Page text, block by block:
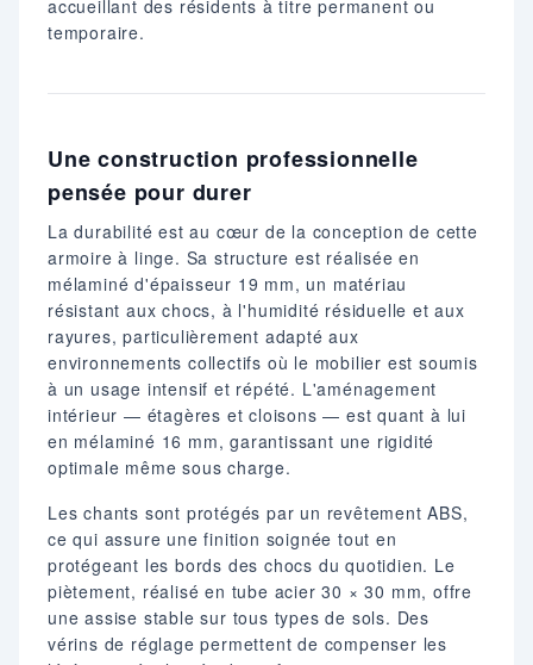
accueillant des résidents à titre permanent ou
temporaire.
Une construction professionnelle
pensée pour durer
La durabilité est au cœur de la conception de cette
armoire à linge. Sa structure est réalisée en
mélaminé d'épaisseur 19 mm, un matériau
résistant aux chocs, à l'humidité résiduelle et aux
rayures, particulièrement adapté aux
environnements collectifs où le mobilier est soumis
à un usage intensif et répété. L'aménagement
intérieur — étagères et cloisons — est quant à lui
en mélaminé 16 mm, garantissant une rigidité
optimale même sous charge.
Les chants sont protégés par un revêtement ABS,
ce qui assure une finition soignée tout en
protégeant les bords des chocs du quotidien. Le
piètement, réalisé en tube acier 30 × 30 mm, offre
une assise stable sur tous types de sols. Des
vérins de réglage permettent de compenser les